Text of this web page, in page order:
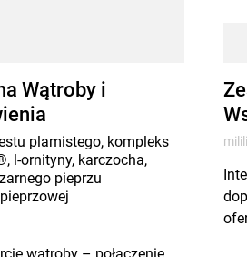
Wątroby i
plamistego, kompleks
l-ornityny, karczocha,
pieprzu